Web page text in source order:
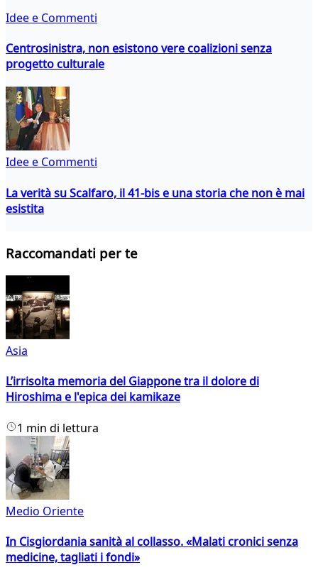
Idee e Commenti
Centrosinistra, non esistono vere coalizioni senza
progetto culturale
Idee e Commenti
La verità su Scalfaro, il 41-bis e una storia che non è mai
esistita
Raccomandati per te
Asia
L’irrisolta memoria del Giappone tra il dolore di
Hiroshima e l'epica dei kamikaze
1 min di lettura
Medio Oriente
In Cisgiordania sanità al collasso. «Malati cronici senza
medicine, tagliati i fondi»